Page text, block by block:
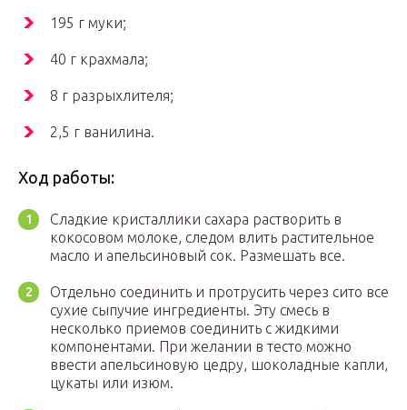
195 г муки;
40 г крахмала;
8 г разрыхлителя;
2,5 г ванилина.
Ход работы:
Сладкие кристаллики сахара растворить в
кокосовом молоке, следом влить растительное
масло и апельсиновый сок. Размешать все.
Отдельно соединить и протрусить через сито все
сухие сыпучие ингредиенты. Эту смесь в
несколько приемов соединить с жидкими
компонентами. При желании в тесто можно
ввести апельсиновую цедру, шоколадные капли,
цукаты или изюм.